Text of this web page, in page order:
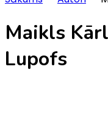
Maikls
Lupofs